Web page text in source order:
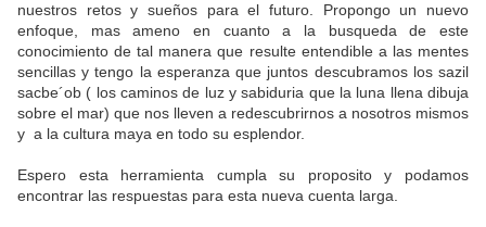
nuestros retos y sueños para el futuro. Propongo un nuevo
enfoque, mas ameno en cuanto a la busqueda de este
conocimiento de tal manera que resulte entendible a las mentes
sencillas y tengo la esperanza que juntos descubramos los sazil
sacbe´ob ( los caminos de luz y sabiduria que la luna llena dibuja
sobre el mar) que nos lleven a redescubrirnos a nosotros mismos
y a la cultura maya en todo su esplendor.
Espero esta herramienta cumpla su proposito y podamos
encontrar las respuestas para esta nueva cuenta larga.